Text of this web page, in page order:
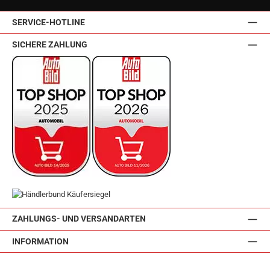
SERVICE-HOTLINE
ZAHLUNGS- UND VERSANDARTEN
INFORMATION
SICHERE ZAHLUNG